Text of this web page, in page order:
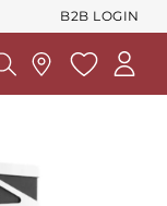
B2B LOGIN